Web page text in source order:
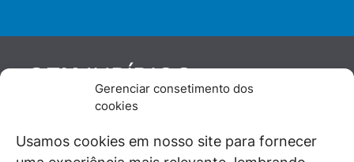
Gerenciar consetimento dos
cookies
Usamos cookies em nosso site para fornecer
GENJURÍDICO
De maneira independente, os autores e
juristas e doutrinadores nacionais, se posicionam
diante de questões relevantes do cotidiano e